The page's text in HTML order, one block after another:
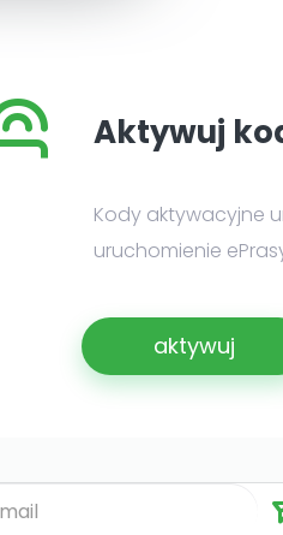
Aktywuj
Kody aktywacyjne
uruchomienie
aktywuj